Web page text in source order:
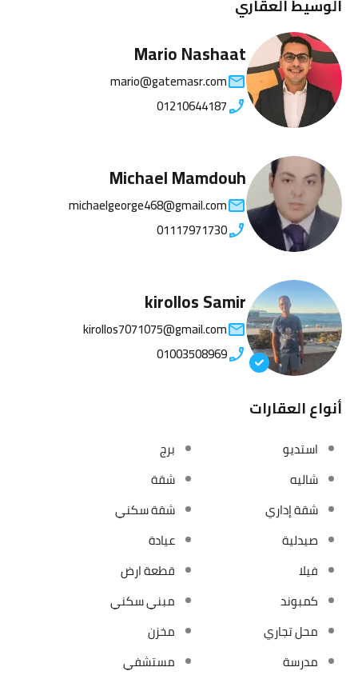
الوسيط العقاري
Mario Nashaat
mario@gatemasr.com
01210644187
Michael Mamdouh
michaelgeorge468@gmail.com
01117971730
kirollos Samir
kirollos7071075@gmail.com
01003508969
أنواع العقارات
استديو
برج
شاليه
شقة
شقة إداري
شقة سكني
صيدلية
عيادة
فيلا
قطعة ارض
كمبوند
مبني سكني
محل تجاري
مخزن
مدرسة
مستشفي